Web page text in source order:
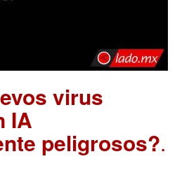
virus
IA
peligrosos?.